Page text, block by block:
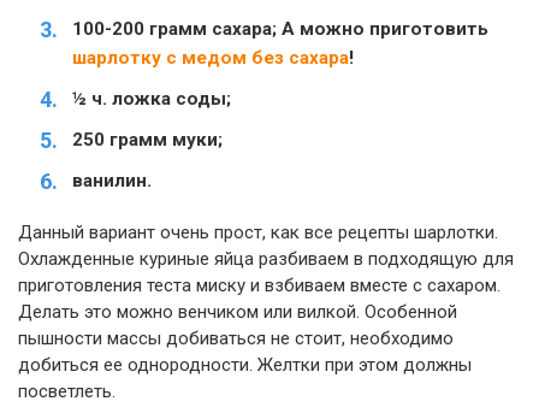
100-200 грамм сахара; А можно приготовить
шарлотку с медом без сахара!
½ ч. ложка соды;
250 грамм муки;
ванилин.
Данный вариант очень прост, как все рецепты шарлотки.
Охлажденные куриные яйца разбиваем в подходящую для
приготовления теста миску и взбиваем вместе с сахаром.
Делать это можно венчиком или вилкой. Особенной
пышности массы добиваться не стоит, необходимо
добиться ее однородности. Желтки при этом должны
посветлеть.